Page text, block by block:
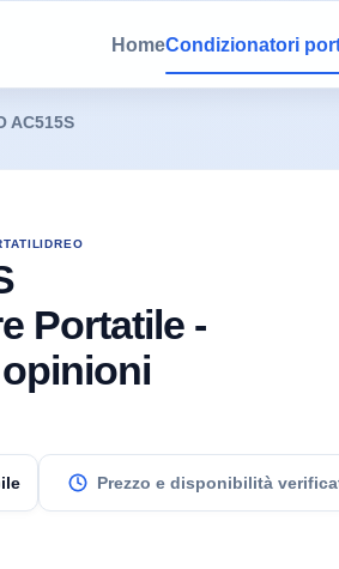
HomeCondizionatori
AC515S
DREO
Portatile -
Prezzo e disponibilità